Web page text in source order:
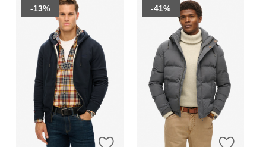
ZUR WUNSCHLISTE HINZUFÜGEN
-13%
ZUR
-41%